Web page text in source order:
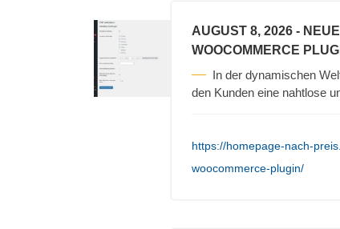
AUGUST 8, 2026 -
WOOCOMMERCE
In der dynamischen
den Kunden eine nahtlose
https://homepage-nach-
woocommerce-plugin/